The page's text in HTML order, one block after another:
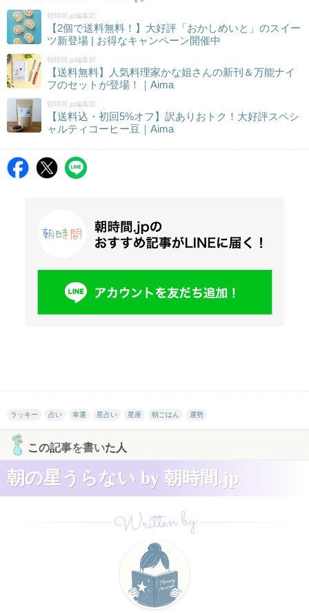
朝時間.jp編集部
【2個で送料無料！】大好評「おかしめいと」のスイー
ツ新登場 | お得なキャンペーン開催中
朝時間.jp編集部
【送料無料】人気料理家かな姐さんの新刊＆万能ナイ
フのセットが登場！｜Aima
朝時間.jp編集部
【送料込・初回5%オフ】訳ありおトク！大好評スペシ
ャルティコーヒー豆｜Aima
ラッキー 占い 幸運 星占い 星座 朝ごはん 運勢
この記事を書いた人
朝の星うらない by 朝時間.jp
Written by